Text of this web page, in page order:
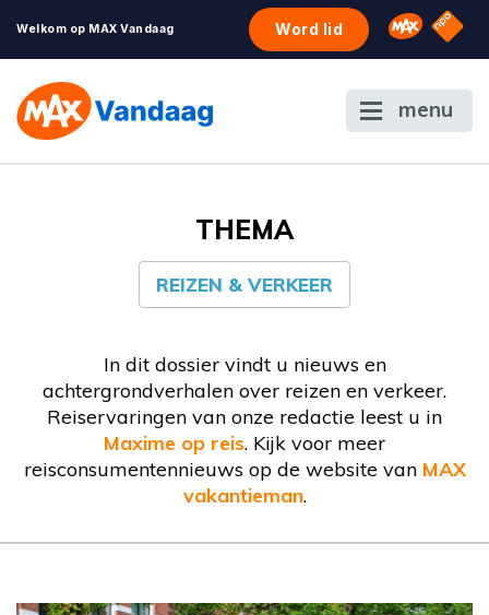
Welkom op MAX Vandaag Word lid Omroep
NPO
menu
THEMA
REIZEN & VERKEER
In dit dossier vindt u nieuws en
achtergrondverhalen over reizen en verkeer.
Reiservaringen van onze redactie leest u in
Maxime op reis. Kijk voor meer
reisconsumentennieuws op de website van MAX
vakantieman.